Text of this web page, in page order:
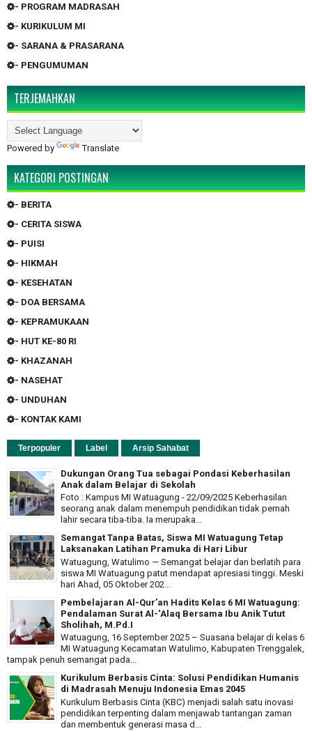
- PROGRAM MADRASAH
- KURIKULUM MI
- SARANA & PRASARANA
- PENGUMUMAN
TERJEMAHKAN
Powered by Translate
KATEGORI POSTINGAN
- BERITA
- CERITA SISWA
- PUISI
- HIKMAH
- KESEHATAN
- DOA BERSAMA
- KEPRAMUKAAN
- HUT KE-80 RI
- KHAZANAH
- NASEHAT
- UNDUHAN
- KONTAK KAMI
Terpopuler Label Arsip Sahabat
Dukungan Orang Tua sebagai Pondasi Keberhasilan
Anak dalam Belajar di Sekolah
Foto : Kampus MI Watuagung - 22/09/2025 Keberhasilan
seorang anak dalam menempuh pendidikan tidak pernah
lahir secara tiba-tiba. Ia merupaka...
Semangat Tanpa Batas, Siswa MI Watuagung Tetap
Laksanakan Latihan Pramuka di Hari Libur
Watuagung, Watulimo — Semangat belajar dan berlatih para
siswa MI Watuagung patut mendapat apresiasi tinggi. Meski
hari Ahad, 05 Oktober 202...
Pembelajaran Al-Qur’an Hadits Kelas 6 MI Watuagung:
Pendalaman Surat Al-‘Alaq Bersama Ibu Anik Tutut
Sholihah, M.Pd.I
Watuagung, 16 September 2025 – Suasana belajar di kelas 6
MI Watuagung Kecamatan Watulimo, Kabupaten Trenggalek,
tampak penuh semangat pada...
Kurikulum Berbasis Cinta: Solusi Pendidikan Humanis
di Madrasah Menuju Indonesia Emas 2045
Kurikulum Berbasis Cinta (KBC) menjadi salah satu inovasi
pendidikan terpenting dalam menjawab tantangan zaman
dan membentuk generasi masa d...